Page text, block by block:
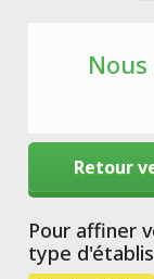
Retour
Pour affiner
type